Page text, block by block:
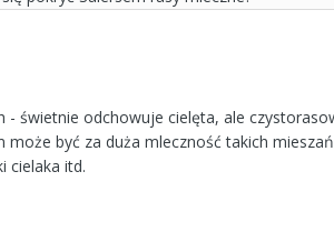
- świetnie odchowuje cielęta, ale
być za duża mleczność takich
cielaka itd.